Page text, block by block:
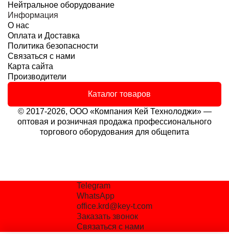
Нейтральное оборудование
Информация
О нас
Оплата и Доставка
Политика безопасности
Связаться с нами
Карта сайта
Производители
Каталог товаров
© 2017-2026, ООО «Компания Кей Технолоджи» —
оптовая и розничная продажа профессионального
торгового оборудования для общепита
Telegram
WhatsApp
office.krd@key-t.com
Заказать звонок
Связаться с нами